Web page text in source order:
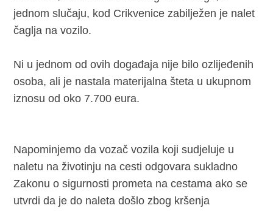
jednom slučaju, kod Crikvenice zabilježen je nalet
čaglja na vozilo.
Ni u jednom od ovih događaja nije bilo ozlijeđenih
osoba, ali je nastala materijalna šteta u ukupnom
iznosu od oko 7.700 eura.
Napominjemo da vozač vozila koji sudjeluje u
naletu na životinju na cesti odgovara sukladno
Zakonu o sigurnosti prometa na cestama ako se
utvrdi da je do naleta došlo zbog kršenja